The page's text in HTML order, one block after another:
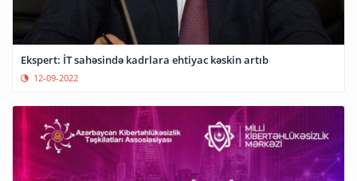
Ekspert: İT sahəsində kadrlara ehtiyac kəskin artıb
12-09-2022